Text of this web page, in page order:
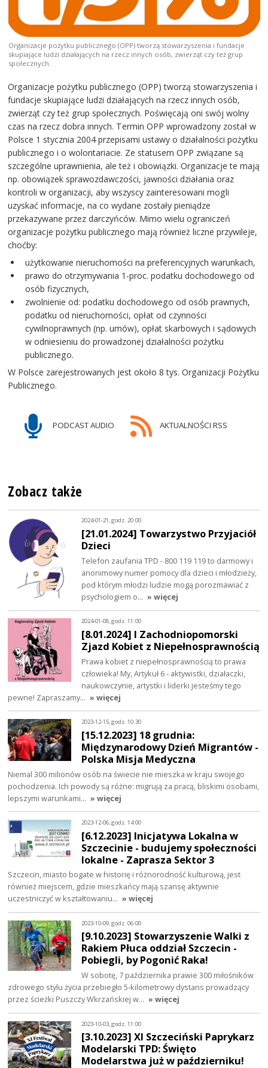
Organizacje pożytku publicznego (OPP) tworzą stowarzyszenia i fundacje
skupiające ludzi działających na rzecz innych osób, zwierząt czy też grup
społecznych.
Organizacje pożytku publicznego (OPP) tworzą stowarzyszenia i
fundacje skupiające ludzi działających na rzecz innych osób,
zwierząt czy też grup społecznych. Poświęcają oni swój wolny
czas na rzecz dobra innych. Termin OPP wprowadzony został w
Polsce 1 stycznia 2004 przepisami ustawy o działalności pożytku
publicznego i o wolontariacie. Ze statusem OPP związane są
szczególne uprawnienia, ale też i obowiązki. Organizacje te mają
np. obowiązek sprawozdawczości, jawności działania oraz
kontroli w organizacji, aby wszyscy zainteresowani mogli
uzyskać informacje, na co wydane zostały pieniądze
przekazywane przez darczyńców. Mimo wielu ograniczeń
organizacje pożytku publicznego mają również liczne przywileje,
choćby:
użytkowanie nieruchomości na preferencyjnych warunkach,
prawo do otrzymywania 1-proc. podatku dochodowego od
osób fizycznych,
zwolnienie od: podatku dochodowego od osób prawnych,
podatku od nieruchomości, opłat od czynności
cywilnoprawnych (np. umów), opłat skarbowych i sądowych
w odniesieniu do prowadzonej działalności pożytku
publicznego.
W Polsce zarejestrowanych jest około 8 tys. Organizacji Pożytku
Publicznego.
PODCAST AUDIO AKTUALNOŚCI RSS
Zobacz także
2024-01-21, godz. 20:00
[21.01.2024] Towarzystwo Przyjaciół
Dzieci
Telefon zaufania TPD - 800 119 119 to darmowy i
anonimowy numer pomocy dla dzieci i młodzieży,
pod którym młodzi ludzie mogą porozmawiać z
psychologiem o… » więcej
2024-01-08, godz. 11:00
[8.01.2024] I Zachodniopomorski
Zjazd Kobiet z Niepełnosprawnością
Prawa kobiet z niepełnosprawnością to prawa
człowieka! My, Artykuł 6 - aktywistki, działaczki,
naukowczynie, artystki i liderki jesteśmy tego
pewne! Zapraszamy… » więcej
2023-12-15, godz. 10:30
[15.12.2023] 18 grudnia:
Międzynarodowy Dzień Migrantów -
Polska Misja Medyczna
Niemal 300 milionów osób na świecie nie mieszka w kraju swojego
pochodzenia. Ich powody są różne: migrują za pracą, bliskimi osobami,
lepszymi warunkami… » więcej
2023-12-06, godz. 14:00
[6.12.2023] Inicjatywa Lokalna w
Szczecinie - budujemy społeczności
lokalne - Zaprasza Sektor 3
Szczecin, miasto bogate w historię i różnorodność kulturową, jest
również miejscem, gdzie mieszkańcy mają szansę aktywnie
uczestniczyć w kształtowaniu… » więcej
2023-10-09, godz. 06:00
[9.10.2023] Stowarzyszenie Walki z
Rakiem Płuca oddział Szczecin -
Pobiegli, by Pogonić Raka!
W sobotę, 7 października prawie 300 miłośników
zdrowego stylu życia przebiegło 5-kilometrowy dystans prowadzący
przez ścieżki Puszczy Wkrzańskiej w… » więcej
2023-10-03, godz. 11:00
[3.10.2023] XI Szczeciński Paprykarz
Modelarski TPD: Święto
Modelarstwa już w październiku!